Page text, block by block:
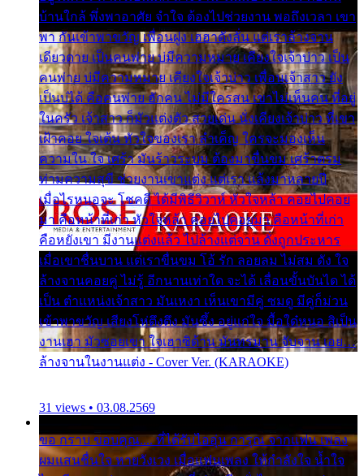
บ้านใกล้ พึ่งพาอาศัย จำใจ ต้องไปช่วยงาน พอถึงเวลา เขา
พา กันเข้าพาขวัญ เพื่อนฝูง เฮฮาดังลั่น แต่เราล้างจาน
เดียวดาย เป็นคนพ่าย บ่มีความหมาย เคียงใจเจ้าบ่าว เป็น
คนพ่าย บ่มีความหมาย เคียงใจเจ้าบ่าว เพื่อนเจ้าสาว ยัง
เป็นบ่ได้ คือคนพ่าย ฮักคน ไม่มีใครสน เขาไม่เห็นคน ที่อยู่
ในครัว เจ้าสาว ก็มัวแต่งตัว สวยเด่น นั่งเคียงเจ้าบ่าว ที่เขา
เฝ้าคอย ใจเต้น หัวใจของเรา ลำเค็ญ ใครจะมองเห็น
ความใน ใจ เศร้า มันร้าวระบม ต้องมาขื่นขม เศร้าตรม
ท่ามความสุขี ช่วยงานเขาแต่ง แต่เรา แล้งมาหลายปี
เมื่อไรหนอจะ โชคดี ได้มีพิธีวิวาห์ หัวใจหล้า คอยไปคอย
มา คือหน้าที่เก่า หัวใจหล้า คอยไปคอยมา คือหน้าที่เก่า
คือหยังเขา มีงานแต่งแล้ว ไปล้างแต่จาน ดั่งถูกประหาร
เมื่อเขาชื่นบาน แต่เราขื่นขม โอ้ รัก ลอยลม ไม่สม ดัง ใจ
ล้างจานคอยคู่ ไม่รู้ อีกนานเท่าใด จะได้ เลื่อนขั้นบันได ได้
เป็น ตำแหน่งเจ้าสาว มันเหงา เห็นเขามีคู่ ซมดู มีคู่ก็ม่วน
เข้าพาขวัญ เสียงโห่ตึงตึง มันซึ้ง อยู่แก่ใจ มื้อใด๋หนอ สิเป็น
งานเฮา มัวซอยเขา ใจเฮาซิด้าน มันทรมาน จับจาน เอย…
ล้างจานในงานแต่ง - Cover Ver. (KARAOKE)
31 views • 03.08.2569
ขอ กราบ ขอบคุณ.... ที่ได้รับไออุ่น การุณ จากแฟน เพลง
ผมแสนชื่นใจ หายวังเวง เมื่อแฟนเพลง ให้กำลังใจ น้ำใจ